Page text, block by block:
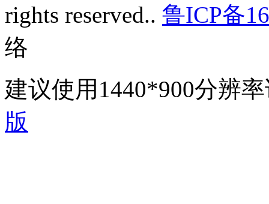
rights reserved.. 鲁ICP备
络
建议使用1440*900分辨
版